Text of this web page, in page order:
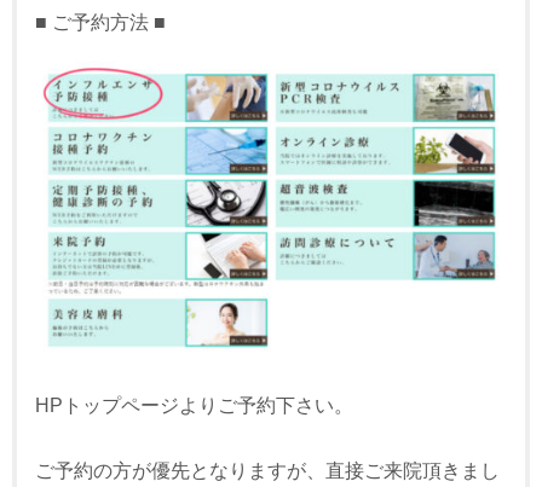
■ ご予約方法 ■
HPトップページよりご予約下さい。
ご予約の方が優先となりますが、直接ご来院頂きまし